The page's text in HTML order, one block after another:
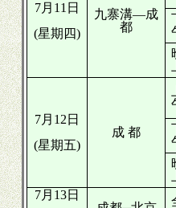
7月11日
(星期四)
九寨溝—成
都
7月12日
(星期五)
成 都
7月13日